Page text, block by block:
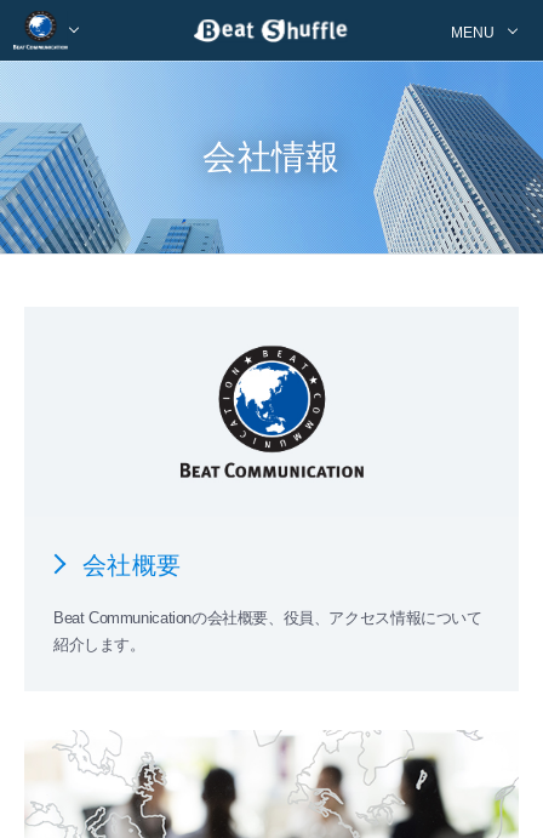
MENU
会社情報
会社概要
Beat Communicationの会社概要、役員、アクセス情報について
紹介します。